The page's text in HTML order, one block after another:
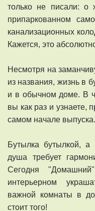
только не писали: о
припаркованном
канализационных
Кажется, это
Несмотря на
из названия, жизнь в
и в обычном доме. В
вы как раз и узнаете,
самом начале
Бутылка бутылкой, а
душа требует
Сегодня
интерьерном
важной комнаты в
стоит того!